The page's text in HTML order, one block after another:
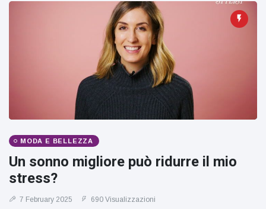
MODA E BELLEZZA
Un sonno migliore può ridurre il mio
stress?
7 February 2025 690 Visualizzazioni